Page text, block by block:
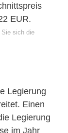
EUR.
Sie sich die
Legierung
Einen
Legierung
im Jahr